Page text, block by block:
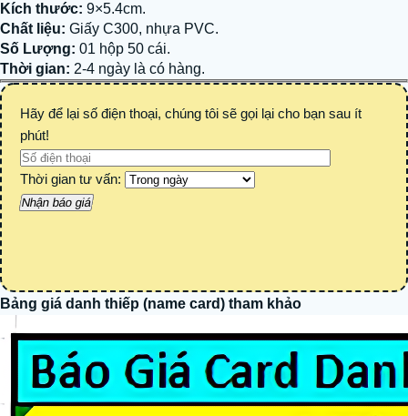
Kích thước: 9×5.4cm.
Chất liệu: Giấy C300, nhựa PVC.
Số Lượng: 01 hộp 50 cái.
Thời gian: 2-4 ngày là có hàng.
Hãy để lại số điện thoại, chúng tôi sẽ gọi lại cho bạn sau ít
phút!
Thời gian tư vấn:
Bảng giá danh thiếp (name card) tham khảo